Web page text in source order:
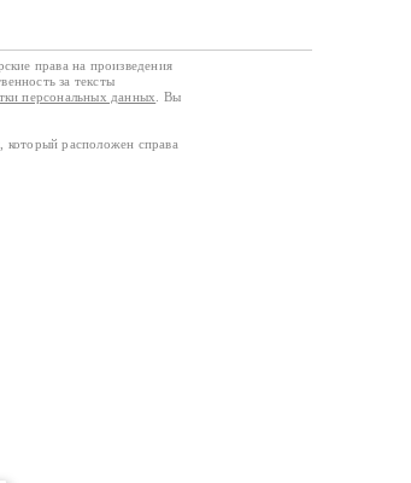
права на произведения
за тексты
персональных данных
. Вы
который расположен справа